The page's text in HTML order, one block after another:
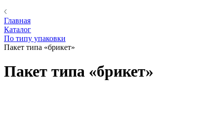
Главная
Каталог
По типу упаковки
Пакет типа «брикет»
Пакет типа «брикет»